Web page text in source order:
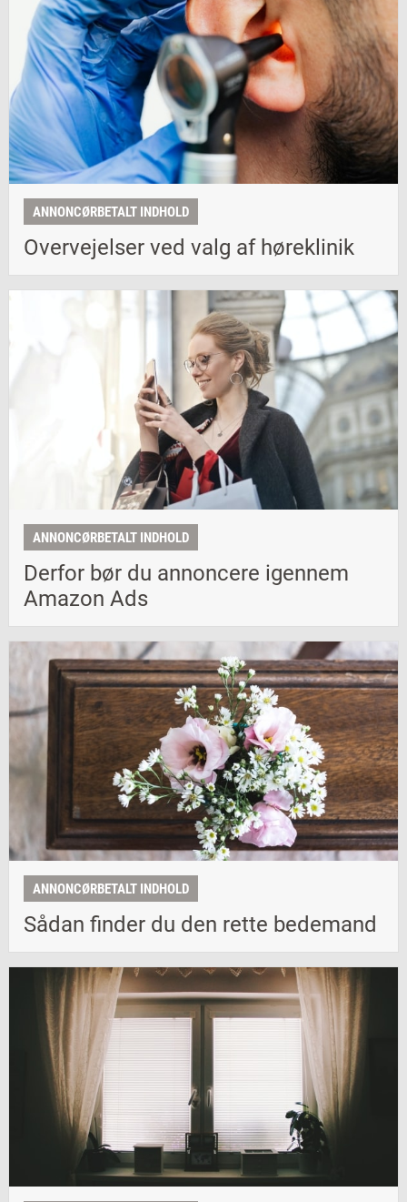
ANNONCØRBETALT INDHOLD
Overvejelser ved valg af høreklinik
ANNONCØRBETALT INDHOLD
Derfor bør du annoncere igennem
Amazon Ads
ANNONCØRBETALT INDHOLD
Sådan finder du den rette bedemand